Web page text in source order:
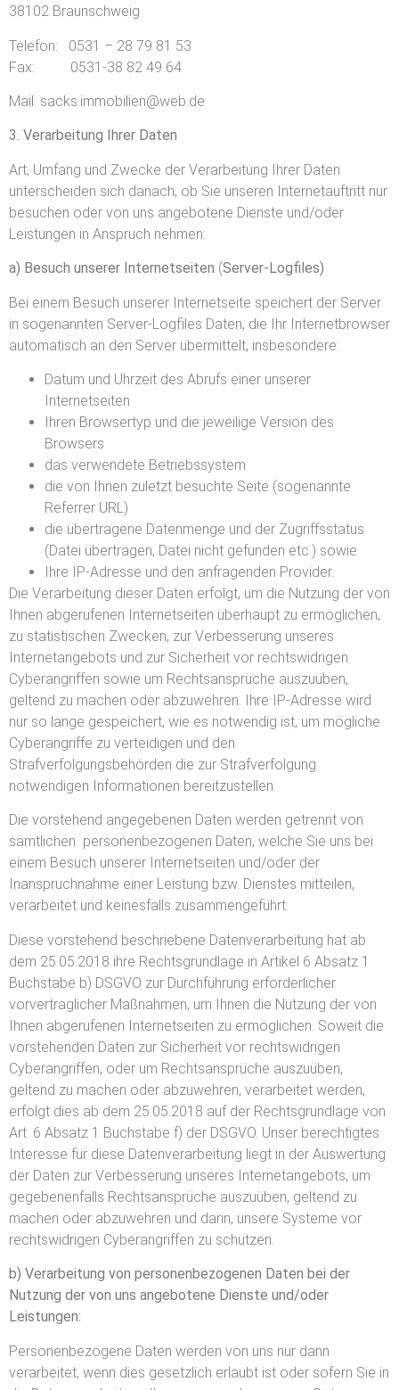
38102 Braunschweig
Telefon: 0531 – 28 79 81 53
Fax: 0531-38 82 49 64
Mail: sacks.immobilien@web.de
3. Verarbeitung Ihrer Daten
Art, Umfang und Zwecke der Verarbeitung Ihrer Daten
unterscheiden sich danach, ob Sie unseren Internetauftritt nur
besuchen oder von uns angebotene Dienste und/oder
Leistungen in Anspruch nehmen:
a) Besuch unserer Internetseiten (Server-Logfiles)
Bei einem Besuch unserer Internetseite speichert der Server
in sogenannten Server-Logfiles Daten, die Ihr Internetbrowser
automatisch an den Server übermittelt, insbesondere:
Datum und Uhrzeit des Abrufs einer unserer
Internetseiten
Ihren Browsertyp und die jeweilige Version des
Browsers
das verwendete Betriebssystem
die von Ihnen zuletzt besuchte Seite (sogenannte
Referrer URL)
die übertragene Datenmenge und der Zugriffsstatus
(Datei übertragen, Datei nicht gefunden etc.) sowie
Ihre IP-Adresse und den anfragenden Provider.
Die Verarbeitung dieser Daten erfolgt, um die Nutzung der von
Ihnen abgerufenen Internetseiten überhaupt zu ermöglichen,
zu statistischen Zwecken, zur Verbesserung unseres
Internetangebots und zur Sicherheit vor rechtswidrigen
Cyberangriffen sowie um Rechtsansprüche auszuüben,
geltend zu machen oder abzuwehren. Ihre IP-Adresse wird
nur so lange gespeichert, wie es notwendig ist, um mögliche
Cyberangriffe zu verteidigen und den
Strafverfolgungsbehörden die zur Strafverfolgung
notwendigen Informationen bereitzustellen.
Die vorstehend angegebenen Daten werden getrennt von
sämtlichen personenbezogenen Daten, welche Sie uns bei
einem Besuch unserer Internetseiten und/oder der
Inanspruchnahme einer Leistung bzw. Dienstes mitteilen,
verarbeitet und keinesfalls zusammengeführt.
Diese vorstehend beschriebene Datenverarbeitung hat ab
dem 25.05.2018 ihre Rechtsgrundlage in Artikel 6 Absatz 1
Buchstabe b) DSGVO zur Durchführung erforderlicher
vorvertraglicher Maßnahmen, um Ihnen die Nutzung der von
Ihnen abgerufenen Internetseiten zu ermöglichen. Soweit die
vorstehenden Daten zur Sicherheit vor rechtswidrigen
Cyberangriffen, oder um Rechtsansprüche auszuüben,
geltend zu machen oder abzuwehren, verarbeitet werden,
erfolgt dies ab dem 25.05.2018 auf der Rechtsgrundlage von
Art. 6 Absatz 1 Buchstabe f) der DSGVO. Unser berechtigtes
Interesse für diese Datenverarbeitung liegt in der Auswertung
der Daten zur Verbesserung unseres Internetangebots, um
gegebenenfalls Rechtsansprüche auszuüben, geltend zu
machen oder abzuwehren und darin, unsere Systeme vor
rechtswidrigen Cyberangriffen zu schützen.
b) Verarbeitung von personenbezogenen Daten bei der
Nutzung der von uns angebotene Dienste und/oder
Leistungen:
Personenbezogene Daten werden von uns nur dann
verarbeitet, wenn dies gesetzlich erlaubt ist oder sofern Sie in